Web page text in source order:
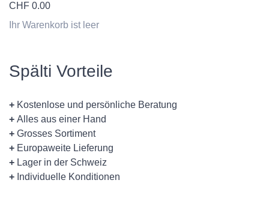
CHF 0.00
Ihr Warenkorb ist leer
Spälti Vorteile
+ Kostenlose und persönliche Beratung
+ Alles aus einer Hand
+ Grosses Sortiment
+ Europaweite Lieferung
+ Lager in der Schweiz
+ Individuelle Konditionen